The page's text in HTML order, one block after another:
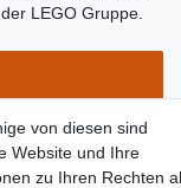
LEGO Gruppe.
von diesen sind
Website und Ihre
zu Ihren Rechten